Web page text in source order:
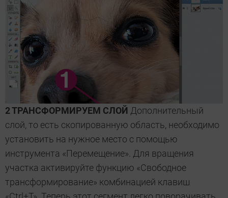
2 ТРАНСФОРМИРУЕМ СЛОЙ Дополнительный
слой, то есть скопированную область, необходимо
установить на нужное место с помощью
инструмента «Перемещение». Для вращения
участка активируйте функцию «Свободное
трансформирование» комбинацией клавиш